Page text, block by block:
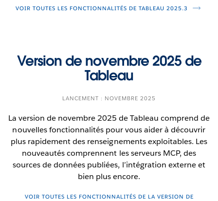
transmettre dynamiquement les attributs du
les données qu’ils sont autorisés à voir.
Jeton d’accès unifié pour
Tableau Cloud
Simplifiez la gestion de sites multiples et profitez
d’authentification JWT unifiée. Cette méthode
moderne et sécurisée remplace les jetons d’accès
personnels difficiles à gérer, ce qui vous permet de
centraliser l’accès aux API pour l’ensemble de votre
environnement Tableau Cloud.
VOIR TOUTES LES FONCTIONNALITÉS DE TABLEAU 2025.3
Version de novembre 2025 de
Tableau
LANCEMENT : NOVEMBRE 2025
La version de novembre 2025 de Tableau comprend de
nouvelles fonctionnalités pour vous aider à découvrir
plus rapidement des renseignements exploitables. Les
nouveautés comprennent les serveurs MCP, des
sources de données publiées, l’intégration externe et
bien plus encore.
VOIR TOUTES LES FONCTIONNALITÉS DE LA VERSION DE